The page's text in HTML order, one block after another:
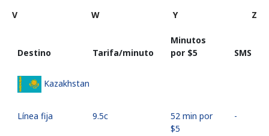
V
W Y Z
Destino Tarifa/minuto
Minutos
por ⁦$5⁩
SMS
Kazakhstan
Línea fija ⁦9.5c⁩
52 min por
⁦$5⁩
-